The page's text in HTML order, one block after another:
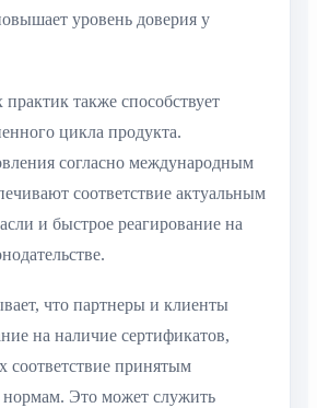
уровень доверия у
также способствует
цикла продукта.
согласно международным
соответствие актуальным
и быстрое реагирование на
что партнеры и клиенты
на наличие сертификатов,
принятым
Это может служить